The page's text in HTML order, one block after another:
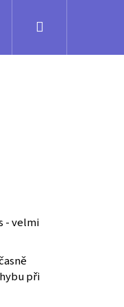
Kontakty
- velmi
při